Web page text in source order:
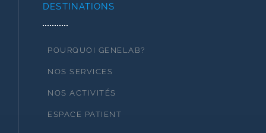
DESTINATIONS
POURQUOI GENELAB?
NOS SERVICES
NOS ACTIVITÉS
ESPACE PATIENT